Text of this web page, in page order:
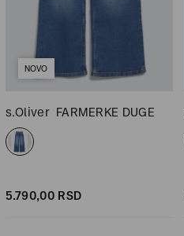
NOVO
s.Oliver FARMERKE DUGE
5.790,00 RSD